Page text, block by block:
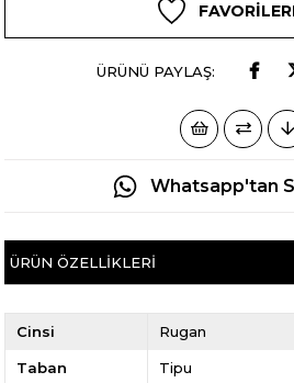
ÜRÜNÜ PAYLAŞ:
Whatsapp'tan
ÜRÜN ÖZELLIKLERI
Cinsi Rugan
Taban Tipu